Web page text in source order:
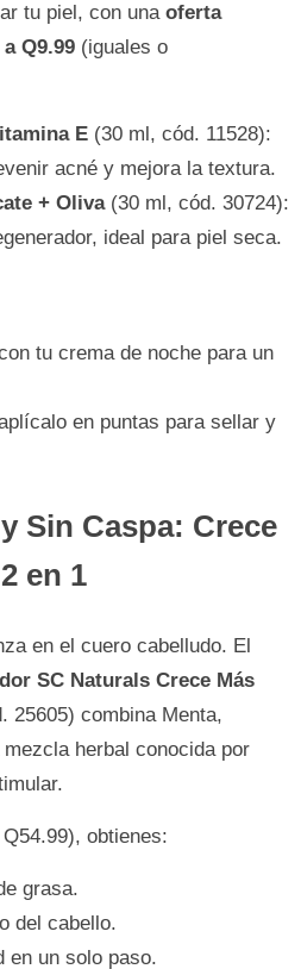
tu piel, con una oferta
Q9.99 (iguales o
E (30 ml, cód. 11528):
acné y mejora la textura.
+ Oliva(30 ml, cód. 30724):
ideal para piel seca.
tu crema de noche para un
en puntas para sellar y
Sin Caspa: Crece
en 1
en el cuero cabelludo. El
SC Naturals Crece Más
25605) combina Menta,
herbal conocida por
obtienes:
grasa.
del cabello.
en un solo paso.